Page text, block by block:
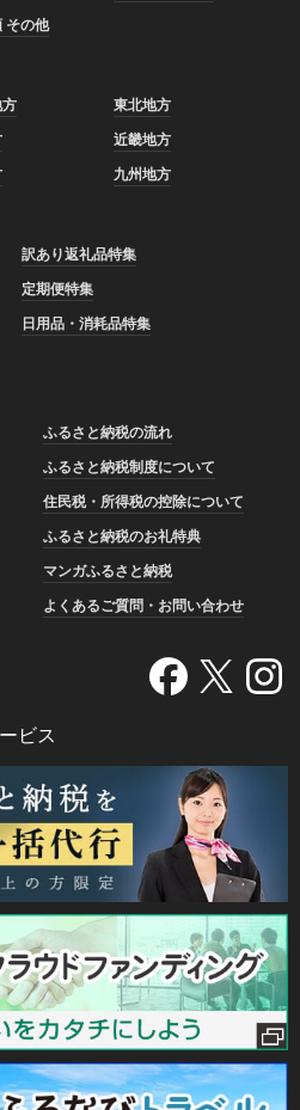
その他
東北地方
近畿地方
九州地方
訳あり返礼品特集
定期便特集
日用品・消耗品特集
ふるさと納税の流れ
ふるさと納税制度について
住民税・所得税の控除について
ふるさと納税のお礼特典
マンガふるさと納税
よくあるご質問・お問い合わせ
ビス